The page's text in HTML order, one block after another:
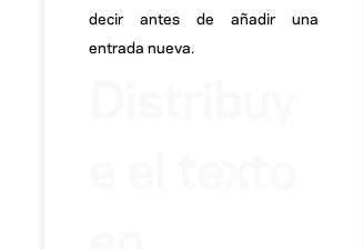
decir antes de añadir una
entrada nueva.